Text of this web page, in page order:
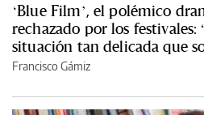
‘Blue Film’, el polémico
rechazado por los festivales:
situación tan delicada que
Francisco Gámiz